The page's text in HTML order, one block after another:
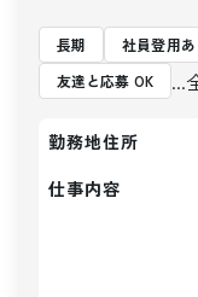
長期 社員登用あ
友達と応募 OK
...
勤務地住所
仕事内容